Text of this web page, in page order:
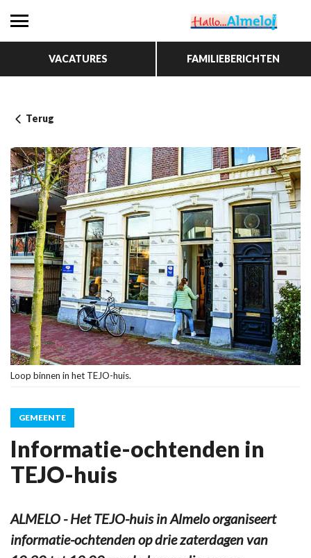
VACATURES FAMILIEBERICHTEN
Terug
Loop binnen in het TEJO-huis.
GEMEENTE
Informatie-ochtenden in
TEJO-huis
ALMELO - Het TEJO-huis in Almelo organiseert
informatie-ochtenden op drie zaterdagen van